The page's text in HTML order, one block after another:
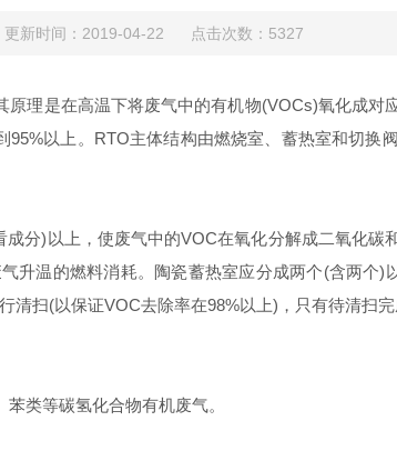
更新时间：2019-04-22 点击次数：5327
原理是在高温下将废气中的有机物(VOCs)氧化成
以上。RTO主体结构由燃烧室、蓄热室和切换
分)以上，使废气中的VOC在氧化分解成二氧化
升温的燃料消耗。陶瓷蓄热室应分成两个(含两个
扫(以保证VOC去除率在98%以上)，只有待清扫
类等碳氢化合物有机废气。